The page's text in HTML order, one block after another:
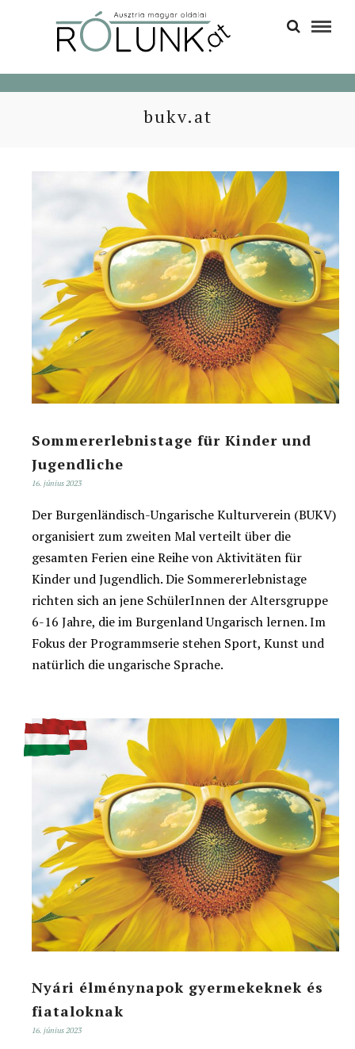
bukv.at
Sommererlebnistage für Kinder und
Jugendliche
16. június 2023
Der Burgenländisch-Ungarische Kulturverein (BUKV)
organisiert zum zweiten Mal verteilt über die
gesamten Ferien eine Reihe von Aktivitäten für
Kinder und Jugendlich. Die Sommererlebnistage
richten sich an jene SchülerInnen der Altersgruppe
6-16 Jahre, die im Burgenland Ungarisch lernen. Im
Fokus der Programmserie stehen Sport, Kunst und
natürlich die ungarische Sprache.
Nyári élménynapok gyermekeknek és
fiataloknak
16. június 2023